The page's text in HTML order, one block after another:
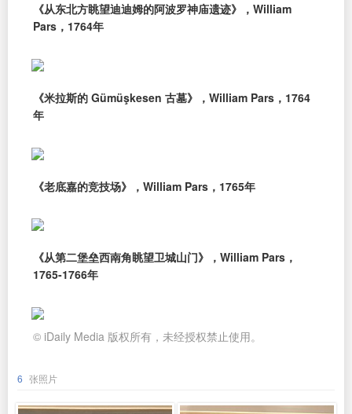
《从东北方眺望迪迪姆的阿波罗神庙遗迹》，William
Pars，1764年
《米拉斯的 Gümüşkesen 古墓》，William Pars，1764
年
《老底嘉的竞技场》，William Pars，1765年
《从第二堡垒西南角眺望卫城山门》，William Pars，
1765-1766年
© iDaily Media 版权所有，未经授权禁止使用。
6 张照片